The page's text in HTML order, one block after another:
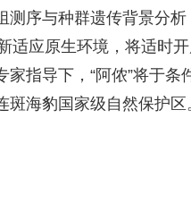
序与种群遗传背景分
适应原生环境，将适时
指导下，“阿侬”将于
海豹国家级自然保护区